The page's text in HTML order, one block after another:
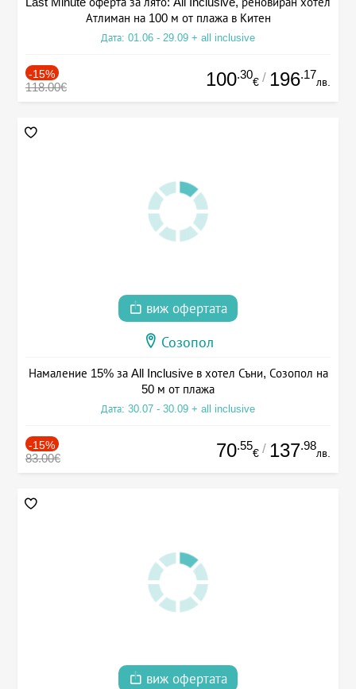
Атлиман на 100 м от плажа в Китен
Дата: 01.06 - 29.09 + all inclusive
-15%
118.00€ 100.30
€ / 196.17
лв.
виж офертата
Созопол
Намаление 15% за All Inclusive в хотел Съни, Созопол на
50 м от плажа
Дата: 30.07 - 30.09 + all inclusive
-15%
83.00€ 70.55
€ / 137.98
лв.
виж офертата